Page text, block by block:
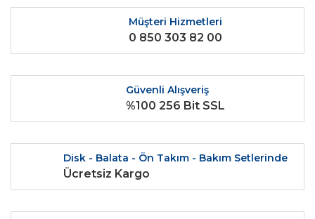
Ürün bilgilerinde hatalar bulunuyor.
Ürün fiyatı diğer sitelerden daha pahalı.
Bu ürüne benzer farklı alternatifler olmalı.
Müşteri Hizmetleri
0 850 303 82 00
Güvenli Alışveriş
%100 256 Bit SSL
Disk - Balata - Ön Takım - Bakım Setlerinde
Ücretsiz Kargo